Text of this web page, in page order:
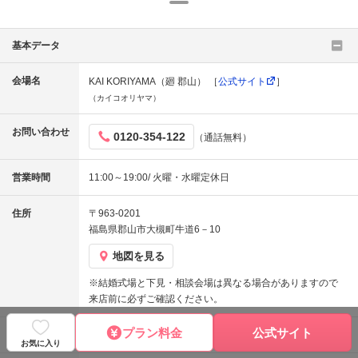
基本データ
会場名 KAI KORIYAMA（廻 郡山） ［公式サイト ］
（カイコオリヤマ）
お問い合わせ 0120-354-122 （通話無料）
営業時間 11:00～19:00/ 火曜・水曜定休日
住所
〒963-0201
福島県郡山市大槻町牛道6－10
地図を見る
※結婚式場と下見・相談会場は異なる場合がありますので
来店前に必ずご確認ください。
アクセス 東北新幹線「郡山駅」よりタクシーで10分。
お気に入り
プラン料金 公式サイト